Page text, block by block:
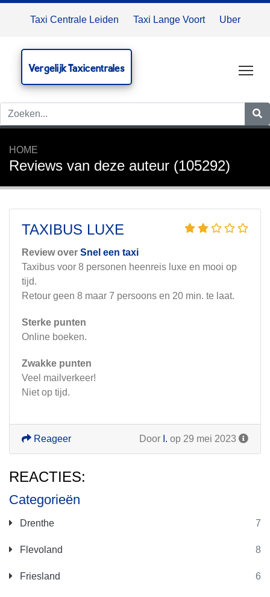
Taxi Centrale Leiden Taxi Lange Voort Uber
Vergelijk Taxicentrales
HOME
Reviews van deze auteur (105292)
Categorieën
Drenthe 7
Flevoland 8
Friesland 6
TAXIBUS LUXE
Review over Snel een taxi
Taxibus voor 8 personen heenreis luxe en mooi op
tijd.
Retour geen 8 maar 7 persoons en 20 min. te laat.
Sterke punten
Online boeken.
Zwakke punten
Veel mailverkeer!
Niet op tijd.
Door I. op 29 mei 2023
Reageer
REACTIES: